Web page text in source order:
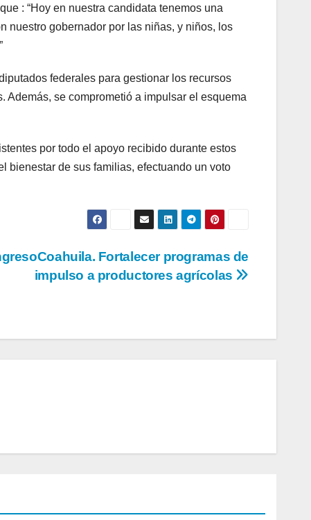
: “Hoy en nuestra candidata tenemos una
nuestro gobernador por las niñas, y niños, los
federales para gestionar los recursos
se comprometió a impulsar el esquema
por todo el apoyo recibido durante estos
bienestar de sus familias, efectuando un voto
Fortalecer programas de
impulso a productores agrícolas